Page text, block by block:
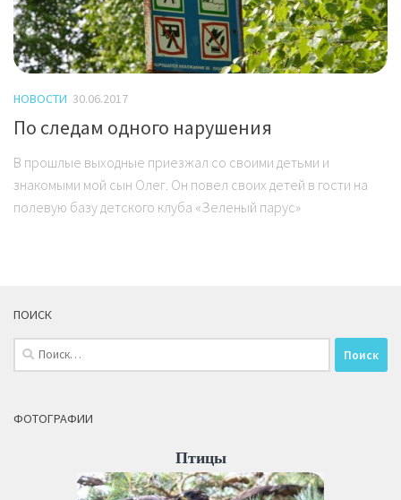
НОВОСТИ 30.06.2017
По следам одного нарушения
В прошлые выходные приезжал со своими детьми и
знакомыми мой сын Олег. Он повел своих детей в гости на
полевую базу детского клуба «Зеленый парус»
ПОИСК
Найти:
ФОТОГРАФИИ
Птицы